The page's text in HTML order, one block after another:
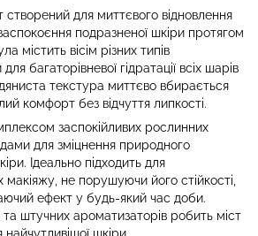
створений для миттєвого відновлення
подразненої шкіри протягом
містить вісім різних типів
багаторівневої гідратації всіх шарів
текстура миттєво вбирається
комфорт без відчуття липкості.
заспокійливих рослинних
для зміцнення природного
Ідеально підходить для
не порушуючи його стійкості,
ефект у будь-який час доби.
штучних ароматизаторів робить міст